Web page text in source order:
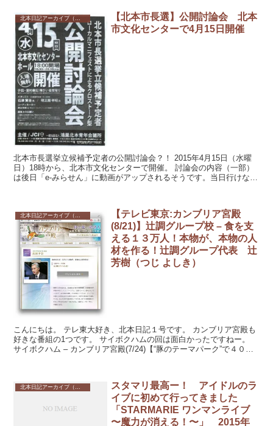
北本日記アーカイブ（記録保存）
【北本市長選】公開討論会 北本
市文化センターで4月15日開催
北本市長選挙立候補予定者の公開討論会？！ 2015年4月15日（水曜
日）18時から、北本市文化センターで開催。 討論会の内容（一部）
は後日「e-みらせん」に動画がアップされるそうです。当日行けない
【テレビ東京:カンブリア宮殿
(8/21)】辻調グループ校 – 食を支
える１３万人！本物が、本物の人
材を作る！辻調グループ代表 辻
芳樹（つじ よしき）
こんにちは。 テレ東大好き、北本日記１号です。 カンブリア宮殿も
好きな番組の1つです。 サイボクハムの回は面白かったですねー。
サイボクハム – カンブリア宮殿(7/24)【“豚のテーマパーク”で４００
北本日記アーカイブ（記録保存）
スタマリ最高ー！ アイドルのラ
イブに初めて行ってきました
「STARMARIE ワンマンライブ
〜魔力が消える！〜」 2015年